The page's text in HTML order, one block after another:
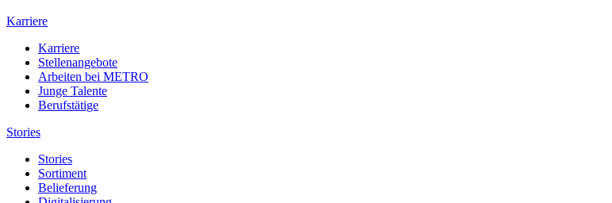
Karriere
Karriere
Stellenangebote
Arbeiten bei METRO
Junge Talente
Berufstätige
Stories
Stories
Sortiment
Belieferung